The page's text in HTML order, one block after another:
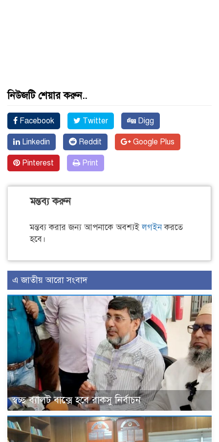
নিউজটি শেয়ার করুন..
Facebook Twitter Digg
Linkedin Reddit Google Plus
Pinterest Print
মন্তব্য করুন
মন্তব্য করার জন্য আপনাকে অবশ্যইলগইনকরতে
হবে।
এ জাতীয় আরো সংবাদ
স্বচ্ছ ব্যালট বাক্সে হবে রাকসু নির্বাচন